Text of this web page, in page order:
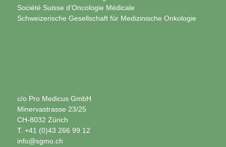
Société Suisse d’Oncologie Médicale
Schweizerische Gesellschaft für Medizinische Onkologie
c/o Pro Medicus GmbH
Minervastrasse 23/25
CH-8032 Zürich
T. +41 (0)43 266 99 12
info@sgmo.ch